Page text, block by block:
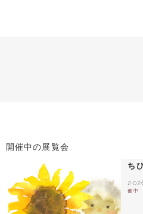
開催中の展覧会
ち
催中